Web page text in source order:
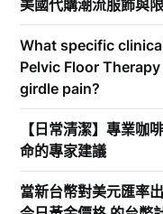
美國代購潮流服飾與
What specific
Pelvic Floor
girdle pain?
【日常清潔】專業咖
命的專家建議
當新台幣對美元匯率